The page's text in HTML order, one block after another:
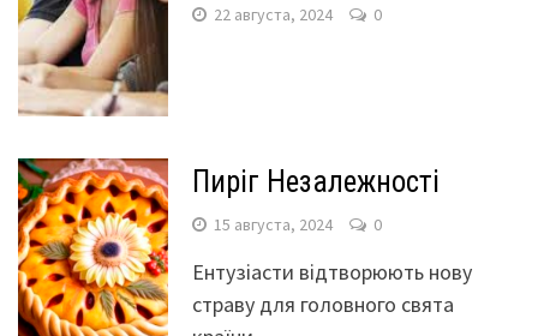
22 августа, 2024 0
Пиріг Незалежності
15 августа, 2024 0
Ентузіасти відтворюють нову
страву для головного свята